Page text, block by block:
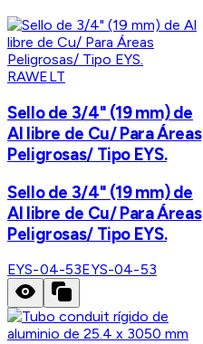
RAWELT
Sello de 3/4" (19 mm) de
Al libre de Cu/ Para Áreas
Peligrosas/ Tipo EYS.
Sello de 3/4" (19 mm) de
Al libre de Cu/ Para Áreas
Peligrosas/ Tipo EYS.
EYS-04-53EYS-04-53